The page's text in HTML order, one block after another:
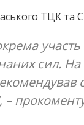
ТЦК та
участь
сил.